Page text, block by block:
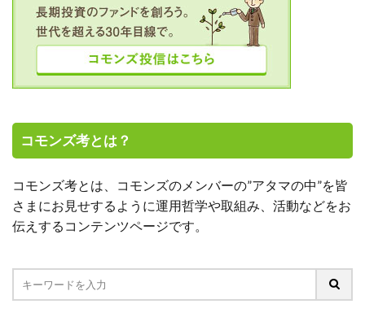
コモンズ考とは？
コモンズ考とは、コモンズのメンバーの”アタマの中”を皆
さまにお見せするように運用哲学や取組み、活動などをお
伝えするコンテンツページです。